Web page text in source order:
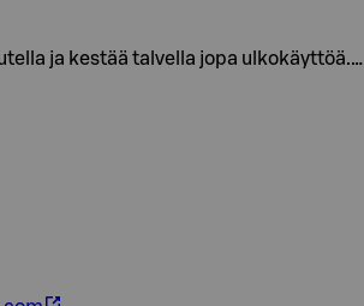
ja kestää talvella jopa ulkokäyttöä.…